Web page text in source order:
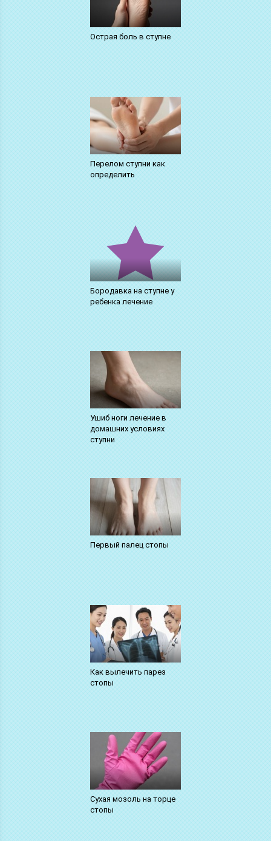
Острая боль в ступне
Перелом ступни как
определить
Бородавка на ступне у
ребенка лечение
Ушиб ноги лечение в
домашних условиях
ступни
Первый палец стопы
Как вылечить парез
стопы
Сухая мозоль на торце
стопы